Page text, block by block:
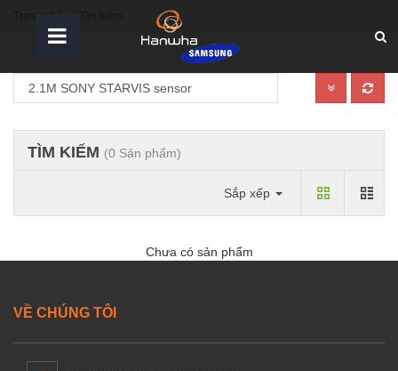
Trang chủ Tìm kiếm
TÌM KIẾM (0 Sản phẩm)
Sắp xếp
Chưa có sản phẩm
VỀ CHÚNG TÔI